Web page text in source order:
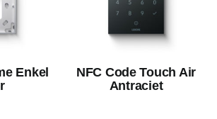
Enkel
NFC Code Touch Air
Antraciet